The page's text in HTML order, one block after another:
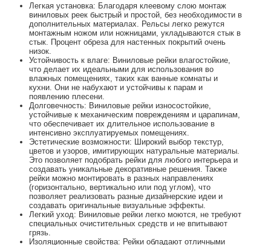
Легкая установка: Благодаря клеевому слою монтаж
виниловых реек быстрый и простой, без необходимости в
дополнительных материалах. Рельсы легко режутся
монтажным ножом или ножницами, укладываются стык в
стык. Процент обреза для настенных покрытий очень
низок.
Устойчивость к влаге: Виниловые рейки влагостойкие,
что делает их идеальными для использования во
влажных помещениях, таких как ванные комнаты и
кухни. Они не набухают и устойчивы к парам и
появлению плесени.
Долговечность: Виниловые рейки износостойкие,
устойчивые к механическим повреждениям и царапинам,
что обеспечивает их длительное использование в
интенсивно эксплуатируемых помещениях.
Эстетические возможности: Широкий выбор текстур,
цветов и узоров, имитирующих натуральные материалы.
Это позволяет подобрать рейки для любого интерьера и
создавать уникальные декоративные решения. Также
рейки можно монтировать в разных направлениях
(горизонтально, вертикально или под углом), что
позволяет реализовать разные дизайнерские идеи и
создавать оригинальные визуальные эффекты.
Легкий уход: Виниловые рейки легко моются, не требуют
специальных очистительных средств и не впитывают
грязь.
Изоляционные свойства: Рейки обладают отличными